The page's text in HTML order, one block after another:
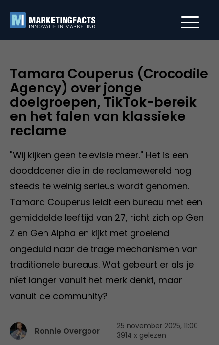
Tamara Couperus (Crocodile
Agency) over jonge
doelgroepen, TikTok-bereik
en het falen van klassieke
reclame
"Wij kijken geen televisie meer." Het is een
dooddoener die in de reclamewereld nog
steeds te weinig serieus wordt genomen.
Tamara Couperus leidt een bureau met een
gemiddelde leeftijd van 27, richt zich op Gen
Z en Gen Alpha en kijkt met groeiend
ongeduld naar de trage mechanismen van
traditionele bureaus. Wat gebeurt er als je
níet langer vanuit het merk denkt, maar
vanuit de community?
Ronnie Overgoor
25 november 2025, 11:00
3914 x gelezen